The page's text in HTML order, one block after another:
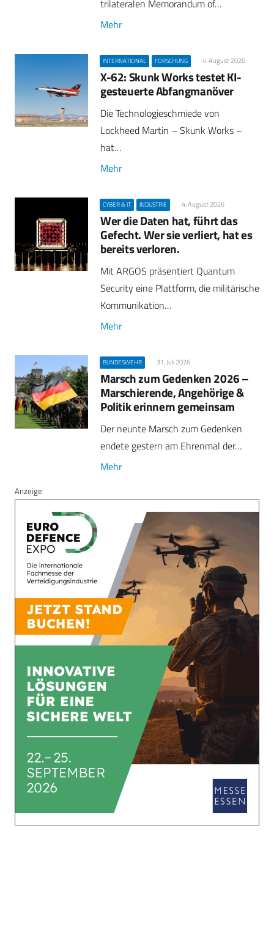
trilateralen Memorandum of…
Mehr
INTERNATIONAL FORSCHUNG 4. August 2026
X-62: Skunk Works testet KI-
gesteuerte Abfangmanöver
Die Technologieschmiede von
Lockheed Martin – Skunk Works –
hat…
Mehr
CYBER & IT INDUSTRIE 4. August 2026
Wer die Daten hat, führt das
Gefecht. Wer sie verliert, hat es
bereits verloren.
Mit ARGOS präsentiert Quantum
Security eine Plattform, die militärische
Kommunikation…
Mehr
BUNDESWEHR 31. Juli 2026
Marsch zum Gedenken 2026 –
Marschierende, Angehörige &
Politik erinnern gemeinsam
Der neunte Marsch zum Gedenken
endete gestern am Ehrenmal der…
Mehr
Anzeige